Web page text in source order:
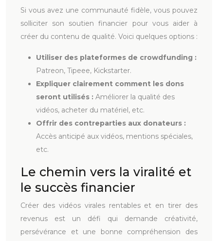
Si vous avez une communauté fidèle, vous pouvez
solliciter son soutien financier pour vous aider à
créer du contenu de qualité. Voici quelques options :
Utiliser des plateformes de crowdfunding :
Patreon, Tipeee, Kickstarter.
Expliquer clairement comment les dons
seront utilisés : Améliorer la qualité des
vidéos, acheter du matériel, etc.
Offrir des contreparties aux donateurs :
Accès anticipé aux vidéos, mentions spéciales,
etc.
Le chemin vers la viralité et
le succès financier
Créer des vidéos virales rentables et en tirer des
revenus est un défi qui demande créativité,
persévérance et une bonne compréhension des